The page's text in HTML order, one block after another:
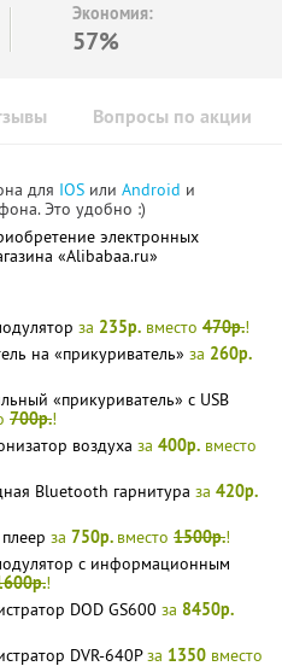
Экономия:
57%
Вопросы по акции
для IOS или Android и
Это удобно :)
электронных
«Alibabaa.ru»
за 235р. вместо 470р.!
на «прикуриватель» за 260р.
«прикуриватель» с USB
700р.!
воздуха за 400р. вместо
Bluetooth гарнитура за 420р.
за 750р. вместо 1500р.!
с информационным
!
DOD GS600 за 8450р.
DVR-640Pза 1350 вместо